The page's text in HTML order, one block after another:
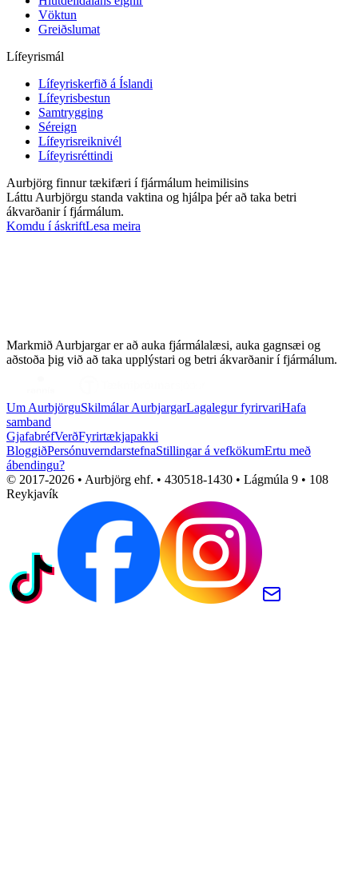
Vöktun
Greiðslumat
Lífeyrismál
Lífeyriskerfið á Íslandi
Lífeyrisbestun
Samtrygging
Séreign
Lífeyrisreiknivél
Lífeyrisréttindi
Aurbjörg finnur tækifæri í fjármálum heimilisins
Láttu Aurbjörgu standa vaktina og hjálpa þér að taka betri
ákvarðanir í fjármálum.
Komdu í áskriftLesa meira
Markmið Aurbjargar er að auka fjármálalæsi, auka gagnsæi og
aðstoða þig við að taka upplýstari og betri ákvarðanir í fjármálum.
Um AurbjörguSkilmálar AurbjargarLagalegur fyrirvariHafa
samband
GjafabréfVerðFyrirtækjapakki
BloggiðPersónuverndarstefnaStillingar á vefkökumErtu með
ábendingu?
© 2017-2026 • Aurbjörg ehf. • 430518-1430 • Lágmúla 9 • 108
Reykjavík